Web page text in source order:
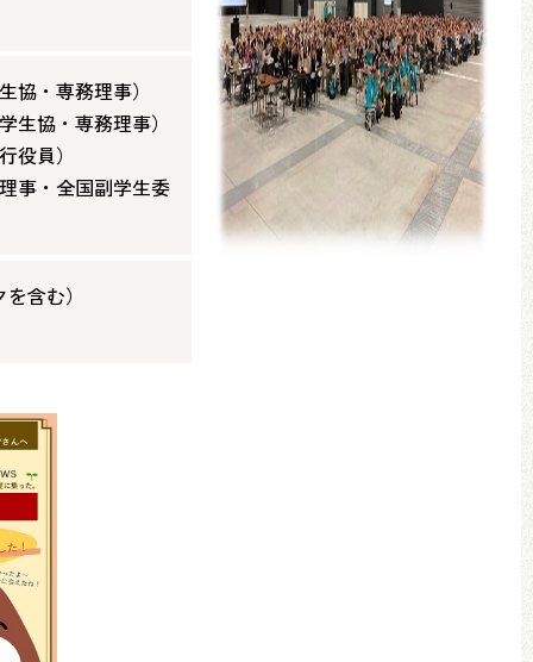
協・専務理事）
生協・専務理事）
役員）
事・全国副学生委
含む）